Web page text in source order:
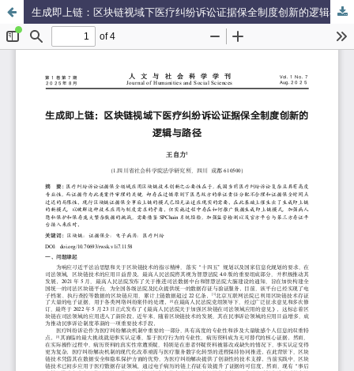
生成即上链：区块链视域下医疗纠纷诉讼证据保全制度创新的逻辑与路径